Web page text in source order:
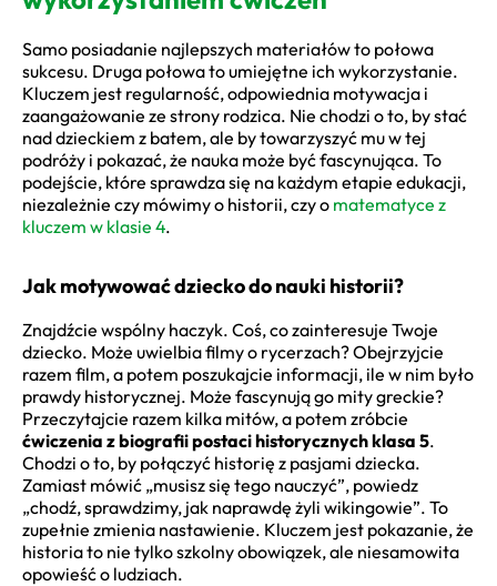
Samo posiadanie najlepszych materiałów to połowa
sukcesu. Druga połowa to umiejętne ich wykorzystanie.
Kluczem jest regularność, odpowiednia motywacja i
zaangażowanie ze strony rodzica. Nie chodzi o to, by stać
nad dzieckiem z batem, ale by towarzyszyć mu w tej
podróży i pokazać, że nauka może być fascynująca. To
podejście, które sprawdza się na każdym etapie edukacji,
niezależnie czy mówimy o historii, czy o matematyce z
kluczem w klasie 4.
Jak motywować dziecko do nauki historii?
Znajdźcie wspólny haczyk. Coś, co zainteresuje Twoje
dziecko. Może uwielbia filmy o rycerzach? Obejrzyjcie
razem film, a potem poszukajcie informacji, ile w nim było
prawdy historycznej. Może fascynują go mity greckie?
Przeczytajcie razem kilka mitów, a potem zróbcie
ćwiczenia z biografii postaci historycznych klasa 5.
Chodzi o to, by połączyć historię z pasjami dziecka.
Zamiast mówić „musisz się tego nauczyć”, powiedz
„chodź, sprawdzimy, jak naprawdę żyli wikingowie”. To
zupełnie zmienia nastawienie. Kluczem jest pokazanie, że
historia to nie tylko szkolny obowiązek, ale niesamowita
opowieść o ludziach.